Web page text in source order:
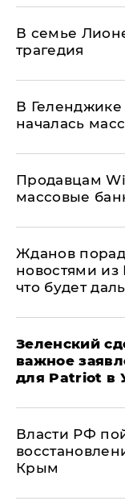
В семье
трагедия
В
началась
Продавцам
массовые
Жданов
новостями
что будет
Зеленский
важное
для Patriot в
Власти РФ
Крым